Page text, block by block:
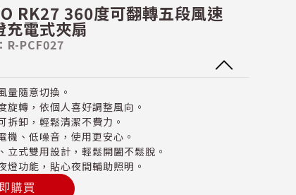
RK27 360度可翻轉五段風速
充電式夾扇
R-PCF027
量隨意切換。
旋轉，依個人喜好調整風向。
拆卸，輕鬆清潔不費力。
機、低噪音，使用更安心。
立式雙用設計，輕鬆開闔不鬆脫。
燈功能，貼心夜間輔助照明。
購買